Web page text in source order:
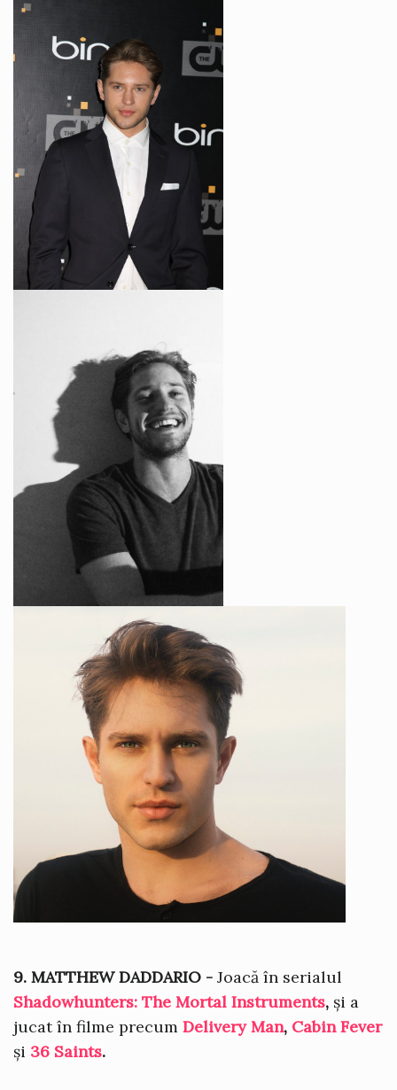
9. MATTHEW DADDARIO - Joacă în serialul
Shadowhunters: The Mortal Instruments, și a
jucat în filme precum Delivery Man, Cabin Fever
și 36 Saints.